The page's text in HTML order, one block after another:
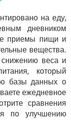
на еду,
дневником
приемы пищи и
вещества.
веса и
который
базы данных о
ежедневное
сравнения
по улучшению